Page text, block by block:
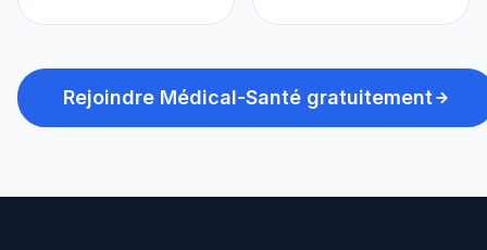
Rejoindre Médical-Santé gratuitement